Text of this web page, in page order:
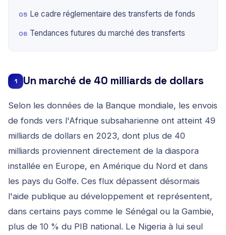
Le cadre réglementaire des transferts de fonds
Tendances futures du marché des transferts
1 Un marché de 40 milliards de dollars
Selon les données de la Banque mondiale, les envois
de fonds vers l'Afrique subsaharienne ont atteint 49
milliards de dollars en 2023, dont plus de 40
milliards proviennent directement de la diaspora
installée en Europe, en Amérique du Nord et dans
les pays du Golfe. Ces flux dépassent désormais
l'aide publique au développement et représentent,
dans certains pays comme le Sénégal ou la Gambie,
plus de 10 % du PIB national. Le Nigeria à lui seul